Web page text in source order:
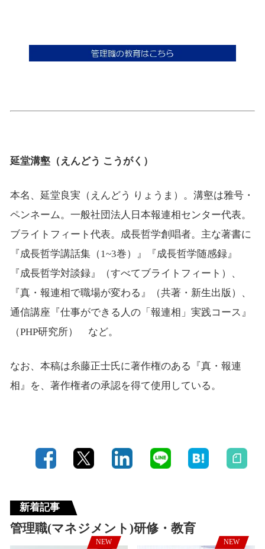
延堂溝壑（えんどう こうがく）
本名、延堂良実（えんどう りょうま）。溝壑は雅号・
ペンネーム。一般社団法人日本報連相センター代表。
ブライトフィート代表。成長哲学創唱者。主な著書に
『成長哲学講話集（1~3巻）』『成長哲学随感録』
『成長哲学対談録』（すべてブライトフィート）、
『真・報連相で職場が変わる』（共著・新生出版）、
通信講座『仕事ができる人の「報連相」実践コース』
（PHP研究所） など。
なお、本稿は糸藤正士氏に著作権のある『真・報連
相』を、著作権者の承認を得て使用している。
新着記事
管理職(マネジメント)研修・教育
NEW NEW